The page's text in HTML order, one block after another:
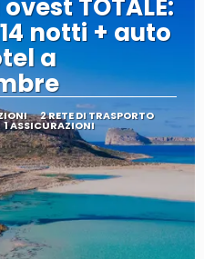
TOTALE:
notti + auto
a
2 RETE DI TRASPORTO
1 ASSICURAZIONI